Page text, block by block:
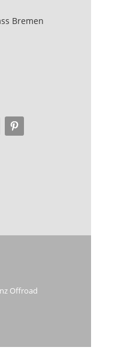
Bremen
Offroad